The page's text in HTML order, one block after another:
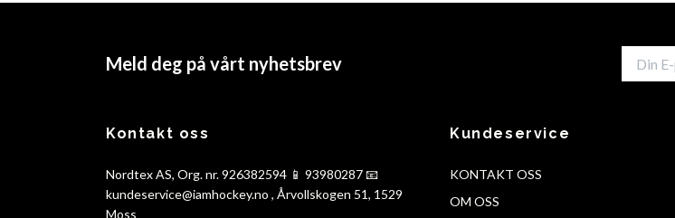
Meld deg på vårt nyhetsbrev
Kontakt oss
Nordtex AS, Org. nr. 926382594 📱 93980287 📧
kundeservice@iamhockey.no , Årvollskogen 51, 1529
Moss
Kundeservice
KONTAKT OSS
OM OSS